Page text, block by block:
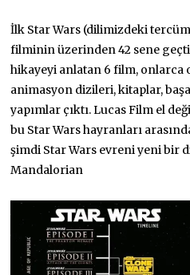
İlk Star Wars (dilimizdeki
filminin üzerinden 42 sene
hikayeyi anlatan 6 film, onlarca
animasyon dizileri, kitaplar,
yapımlar çıktı. Lucas Film el
bu Star Wars hayranları
şimdi Star Wars evreni yeni bir
Mandalorian